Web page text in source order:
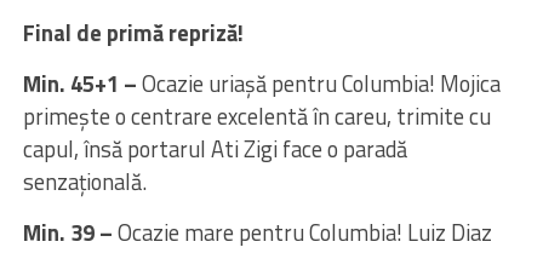
Final de primă repriză!
Min. 45+1 –Ocazie uriașă pentru Columbia! Mojica
primește o centrare excelentă în careu, trimite cu
capul, însă portarul Ati Zigi face o paradă
senzațională.
Min. 39 –Ocazie mare pentru Columbia! Luiz Diaz